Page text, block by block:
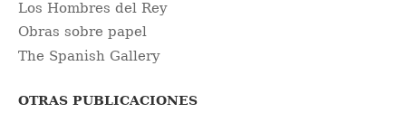
Los Hombres del Rey
Obras sobre papel
The Spanish Gallery
OTRAS PUBLICACIONES